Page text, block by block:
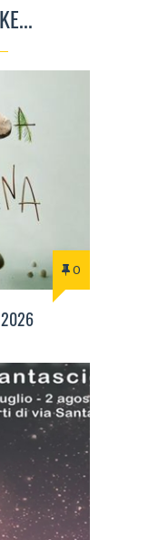
0
2026